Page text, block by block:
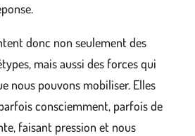
donc non seulement des
mais aussi des forces qui
nous pouvons mobiliser. Elles
consciemment, parfois de
faisant pression et nous